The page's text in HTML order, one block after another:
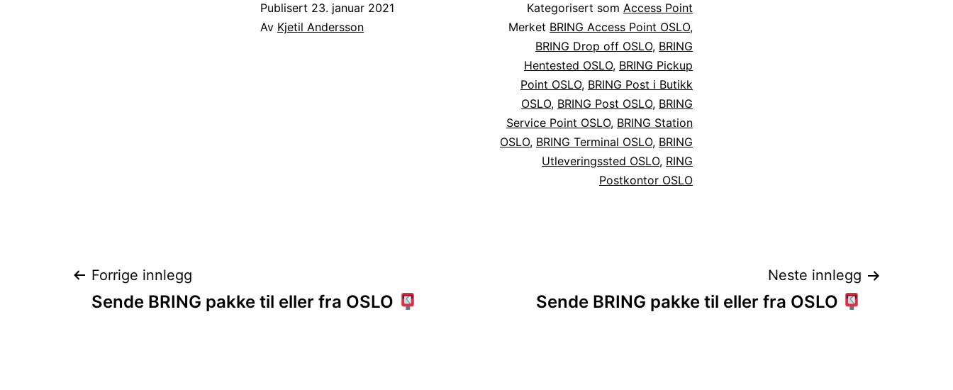
Publisert 23. januar 2021
Av Kjetil Andersson
Kategorisert som Access Point
Merket BRING Access Point OSLO,
BRING Drop off OSLO, BRING
Hentested OSLO, BRING Pickup
Point OSLO, BRING Post i Butikk
OSLO, BRING Post OSLO, BRING
Service Point OSLO, BRING Station
OSLO, BRING Terminal OSLO, BRING
Utleveringssted OSLO, RING
Postkontor OSLO
Innleggsnavigasjon
Forrige innlegg
Sende BRING pakke til eller fra OSLO
Neste innlegg
Sende BRING pakke til eller fra OSLO